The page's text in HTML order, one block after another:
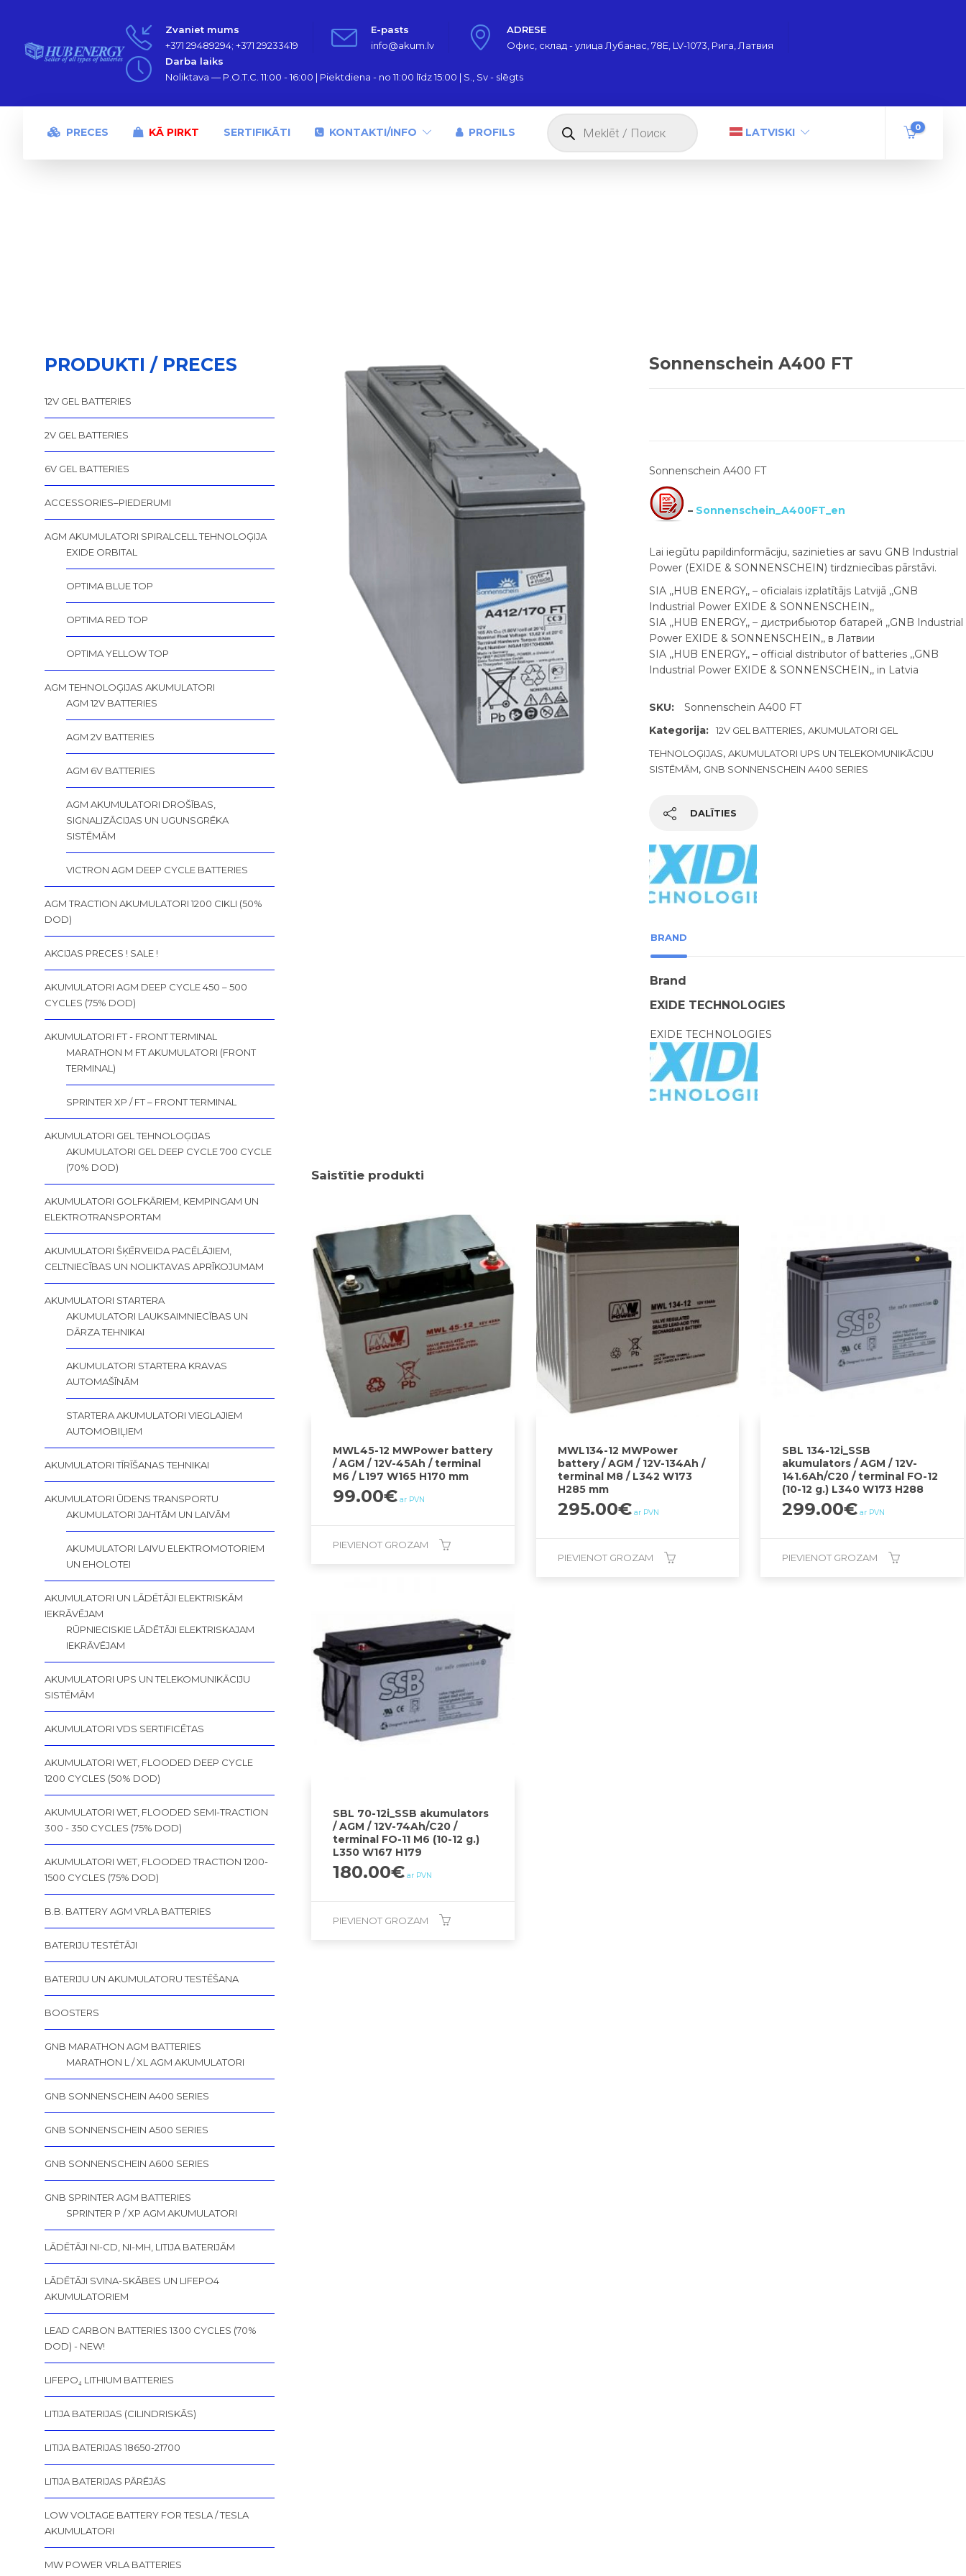
Zvaniet mums
+371 29489294; +371 29233419
E-pasts
info@akum.lv
ADRESE
Офис, склад - улица Лубанас, 78Е, LV-1073, Рига, Латвия
Darba laiks
Noliktava — P.O.T.C. 11:00 - 16:00 | Piektdiena - no 11:00 līdz 15:00 | S., Sv - slēgts
PRECES KĀ PIRKT SERTIFIKĀTI KONTAKTI/INFO PROFILS
Products
search LATVISKI 0
Sonnenschein A400 FT
Sonnenschein A400 FT
– Sonnenschein_A400FT_en
Lai iegūtu papildinformāciju, sazinieties ar savu GNB Industrial
Power (EXIDE & SONNENSCHEIN) tirdzniecības pārstāvi.
SIA ,,HUB ENERGY,, – oficialais izplatītājs Latvijā ,,GNB
Industrial Power EXIDE & SONNENSCHEIN,,
SIA ,,HUB ENERGY,, – дистрибьютор батарей ,,GNB Industrial
Power EXIDE & SONNENSCHEIN,, в Латвии
SIA ,,HUB ENERGY,, – official distributor of batteries ,,GNB
Industrial Power EXIDE & SONNENSCHEIN,, in Latvia
SKU:
Sonnenschein A400 FT
Kategorija:
12V GEL BATTERIES, AKUMULATORI GEL
TEHNOLOĢIJAS, AKUMULATORI UPS UN TELEKOMUNIKĀCIJU
SISTĒMĀM, GNB SONNENSCHEIN A400 SERIES
DALĪTIES
BRAND
Brand
EXIDE TECHNOLOGIES
EXIDE TECHNOLOGIES
Saistītie produkti
MWL45-12 MWPower battery
/ AGM / 12V-45Ah / terminal
M6 / L197 W165 H170 mm
99.00€ ar PVN
PIEVIENOT GROZAM
MWL134-12 MWPower
battery / AGM / 12V-134Ah /
terminal M8 / L342 W173
H285 mm
295.00€ ar PVN
PIEVIENOT GROZAM
SBL 134-12i_SSB
akumulators / AGM / 12V-
141.6Ah/C20 / terminal FO-12
(10-12 g.) L340 W173 H288
299.00€ ar PVN
PIEVIENOT GROZAM
SBL 70-12i_SSB akumulators
/ AGM / 12V-74Ah/C20 /
terminal FO-11 M6 (10-12 g.)
L350 W167 H179
180.00€ ar PVN
PIEVIENOT GROZAM
PRODUKTI / PRECES
12V GEL BATTERIES
2V GEL BATTERIES
6V GEL BATTERIES
ACCESSORIES–PIEDERUMI
AGM AKUMULATORI SPIRALCELL TEHNOLOĢIJA
EXIDE ORBITAL
OPTIMA BLUE TOP
OPTIMA RED TOP
OPTIMA YELLOW TOP
AGM TEHNOLOĢIJAS AKUMULATORI
AGM 12V BATTERIES
AGM 2V BATTERIES
AGM 6V BATTERIES
AGM AKUMULATORI DROŠĪBAS,
SIGNALIZĀCIJAS UN UGUNSGRĒKA
SISTĒMĀM
VICTRON AGM DEEP CYCLE BATTERIES
AGM TRACTION AKUMULATORI 1200 CIKLI (50%
DOD)
AKCIJAS PRECES ! SALE !
AKUMULATORI AGM DEEP CYCLE 450 – 500
CYCLES (75% DOD)
AKUMULATORI FT - FRONT TERMINAL
MARATHON M FT AKUMULATORI (FRONT
TERMINAL)
SPRINTER XP / FT – FRONT TERMINAL
AKUMULATORI GEL TEHNOLOĢIJAS
AKUMULATORI GEL DEEP CYCLE 700 CYCLE
(70% DOD)
AKUMULATORI GOLFKĀRIEM, KEMPINGAM UN
ELEKTROTRANSPORTAM
AKUMULATORI ŠĶĒRVEIDA PACĒLĀJIEM,
CELTNIECĪBAS UN NOLIKTAVAS APRĪKOJUMAM
AKUMULATORI STARTERA
AKUMULATORI LAUKSAIMNIECĪBAS UN
DĀRZA TEHNIKAI
AKUMULATORI STARTERA KRAVAS
AUTOMAŠĪNĀM
STARTERA AKUMULATORI VIEGLAJIEM
AUTOMOBIĻIEM
AKUMULATORI TĪRĪŠANAS TEHNIKAI
AKUMULATORI ŪDENS TRANSPORTU
AKUMULATORI JAHTĀM UN LAIVĀM
AKUMULATORI LAIVU ELEKTROMOTORIEM
UN EHOLOTEI
AKUMULATORI UN LĀDĒTĀJI ELEKTRISKĀM
IEKRĀVĒJAM
RŪPNIECISKIE LĀDĒTĀJI ELEKTRISKAJAM
IEKRĀVĒJAM
AKUMULATORI UPS UN TELEKOMUNIKĀCIJU
SISTĒMĀM
AKUMULATORI VDS SERTIFICĒTAS
AKUMULATORI WET, FLOODED DEEP CYCLE
1200 CYCLES (50% DOD)
AKUMULATORI WET, FLOODED SEMI-TRACTION
300 - 350 CYCLES (75% DOD)
AKUMULATORI WET, FLOODED TRACTION 1200-
1500 CYCLES (75% DOD)
B.B. BATTERY AGM VRLA BATTERIES
BATERIJU TESTĒTĀJI
BATERIJU UN AKUMULATORU TESTĒŠANA
BOOSTERS
GNB MARATHON AGM BATTERIES
MARATHON L / XL AGM AKUMULATORI
GNB SONNENSCHEIN A400 SERIES
GNB SONNENSCHEIN A500 SERIES
GNB SONNENSCHEIN A600 SERIES
GNB SPRINTER AGM BATTERIES
SPRINTER P / XP AGM AKUMULATORI
LĀDĒTĀJI NI-CD, NI-MH, LITIJA BATERIJĀM
LĀDĒTĀJI SVINA-SKĀBES UN LIFEPO4
AKUMULATORIEM
LEAD CARBON BATTERIES 1300 CYCLES (70%
DOD) - NEW!
LIFEPO₄ LITHIUM BATTERIES
LITIJA BATERIJAS (CILINDRISKĀS)
LITIJA BATERIJAS 18650-21700
LITIJA BATERIJAS PĀRĒJĀS
LOW VOLTAGE BATTERY FOR TESLA / TESLA
AKUMULATORI
MW POWER VRLA BATTERIES